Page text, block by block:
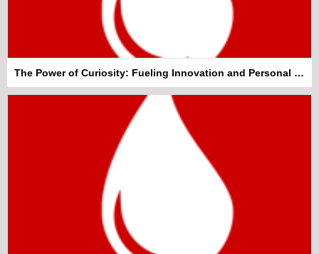
The Power of Curiosity: Fueling Innovation and Personal Growth